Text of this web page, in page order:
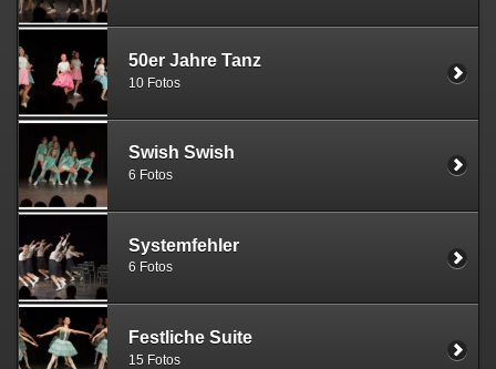
50er Jahre Tanz
10 Fotos
Swish Swish
6 Fotos
Systemfehler
6 Fotos
Festliche Suite
15 Fotos